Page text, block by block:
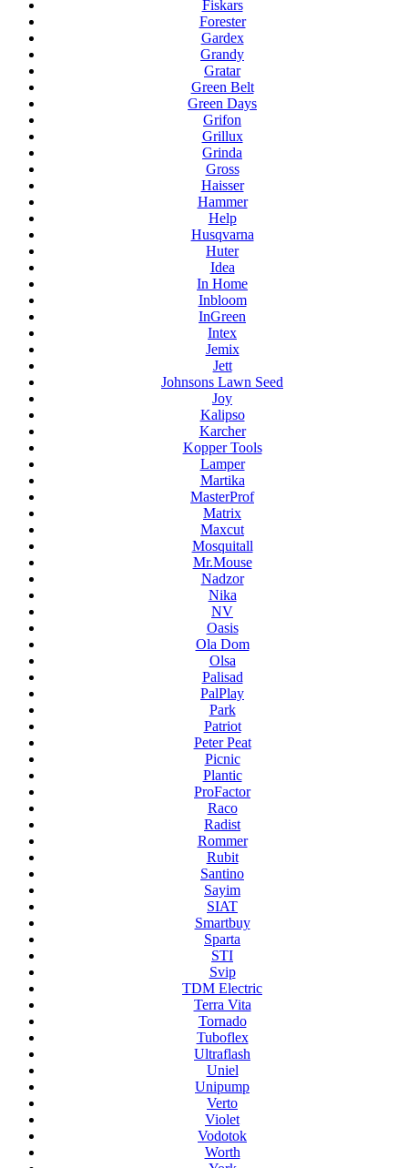
Fiskars
Forester
Gardex
Grandy
Gratar
Green Belt
Green Days
Grifon
Grillux
Grinda
Gross
Haisser
Hammer
Help
Husqvarna
Huter
Idea
In Home
Inbloom
InGreen
Intex
Jemix
Jett
Johnsons Lawn Seed
Joy
Kalipso
Karcher
Kopper Tools
Lamper
Martika
MasterProf
Matrix
Maxcut
Mosquitall
Mr.Mouse
Nadzor
Nika
NV
Oasis
Ola Dom
Olsa
Palisad
PalPlay
Park
Patriot
Peter Peat
Picnic
Plantic
ProFactor
Raco
Radist
Rommer
Rubit
Santino
Sayim
SIAT
Smartbuy
Sparta
STI
Svip
TDM Electric
Terra Vita
Tornado
Tuboflex
Ultraflash
Uniel
Unipump
Verto
Violet
Vodotok
Worth